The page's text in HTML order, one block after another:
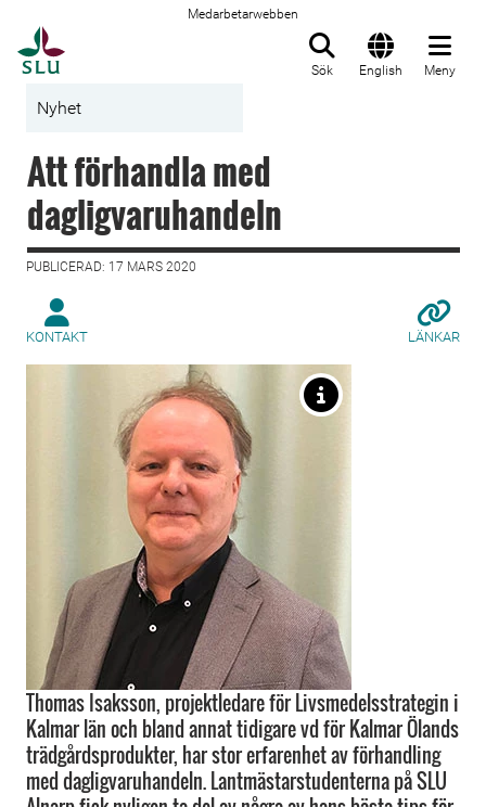
Medarbetarwebben
Sök English Meny
Nyhet
Att förhandla med
dagligvaruhandeln
PUBLICERAD: 17 MARS 2020
KONTAKT LÄNKAR
Thomas Isaksson, projektledare för Livsmedelsstrategin i
Kalmar län och bland annat tidigare vd för Kalmar Ölands
trädgårdsprodukter, har stor erfarenhet av förhandling
med dagligvaruhandeln. Lantmästarstudenterna på SLU